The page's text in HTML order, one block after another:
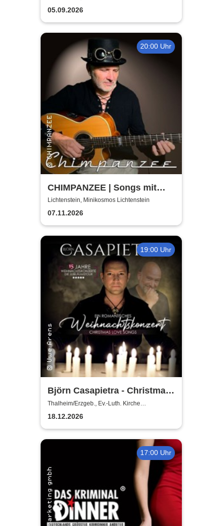
05.09.2026
20:00 Uhr
CHIMPANZEE | Songs mit
doppeltem Boden |
Zwischentöne ausverkauft
Lichtenstein, Minikosmos Lichtenstein
07.11.2026
19:00 Uhr
Björn Casapietra - Christmas
Love Songs
Thalheim/Erzgeb., Ev.-Luth. Kirche
Thalheim/Erzgeb.
18.12.2026
17:00 Uhr